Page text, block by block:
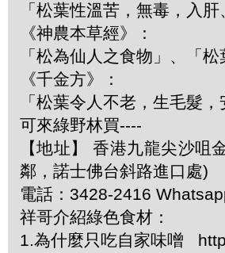
「松葉性溫苦，無毒，入
《神農本草經》：
「松為仙人之食物」、「
《千金方》：
「松葉令人不老，生毛髮
可來綠野林買----
【地址】 香港九龍尖沙
鄰，諾士佛台斜路進口處)
電話：3428-2416
祥哥介紹綠色食材：
1.為什麼只吃自家味噌